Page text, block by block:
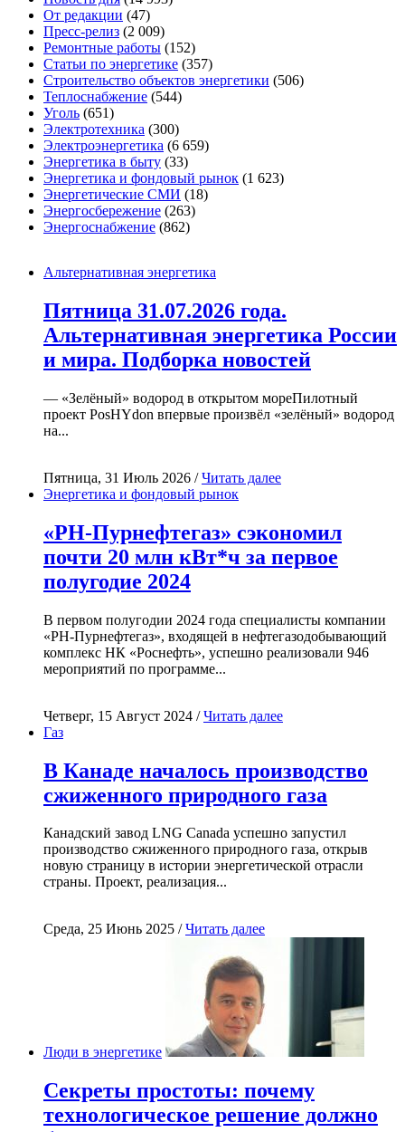
От редакции (47)
Пресс-релиз (2 009)
Ремонтные работы (152)
Статьи по энергетике (357)
Строительство объектов энергетики (506)
Теплоснабжение (544)
Уголь (651)
Электротехника (300)
Электроэнергетика (6 659)
Энергетика в быту (33)
Энергетика и фондовый рынок (1 623)
Энергетические СМИ (18)
Энергосбережение (263)
Энергоснабжение (862)
Альтернативная энергетика
Пятница 31.07.2026 года.
Альтернативная энергетика России
и мира. Подборка новостей
— «Зелёный» водород в открытом мореПилотный
проект PosHYdon впервые произвёл «зелёный» водород
на...
Пятница, 31 Июль 2026 /Читать далее
Энергетика и фондовый рынок
«РН-Пурнефтегаз» сэкономил
почти 20 млн кВт*ч за первое
полугодие 2024
В первом полугодии 2024 года специалисты компании
«РН-Пурнефтегаз», входящей в нефтегазодобывающий
комплекс НК «Роснефть», успешно реализовали 946
мероприятий по программе...
Четверг, 15 Август 2024 /Читать далее
Газ
В Канаде началось производство
сжиженного природного газа
Канадский завод LNG Canada успешно запустил
производство сжиженного природного газа, открыв
новую страницу в истории энергетической отрасли
страны. Проект, реализация...
Среда, 25 Июнь 2025 /Читать далее
Люди в энергетике
Секреты простоты: почему
технологическое решение должно